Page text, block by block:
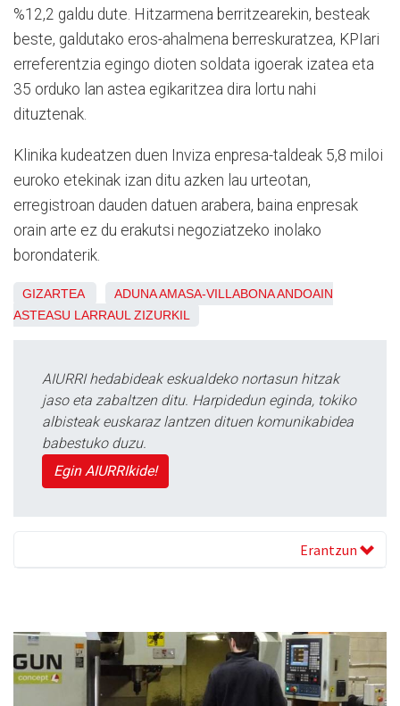
%12,2 galdu dute. Hitzarmena berritzearekin, besteak
beste, galdutako eros-ahalmena berreskuratzea, KPIari
erreferentzia egingo dioten soldata igoerak izatea eta
35 orduko lan astea egikaritzea dira lortu nahi
dituztenak.
Klinika kudeatzen duen Inviza enpresa-taldeak 5,8 miloi
euroko etekinak izan ditu azken lau urteotan,
erregistroan dauden datuen arabera, baina enpresak
orain arte ez du erakutsi negoziatzeko inolako
borondaterik.
GIZARTEA ADUNAAMASA-VILLABONAANDOAIN
ASTEASU LARRAUL ZIZURKIL
AIURRI hedabideak eskualdeko nortasun hitzak
jaso eta zabaltzen ditu. Harpidedun eginda, tokiko
albisteak euskaraz lantzen dituen komunikabidea
babestuko duzu.
Egin AIURRIkide!
Erantzun